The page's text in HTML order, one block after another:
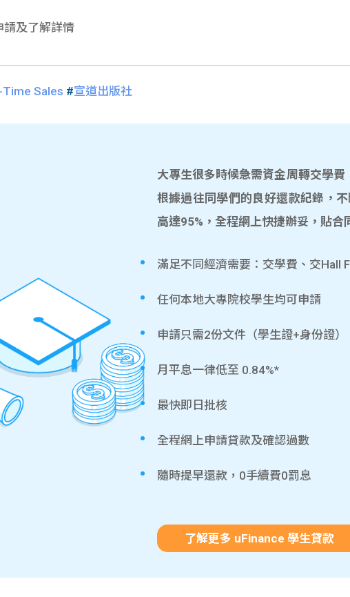
請及了解詳情
Time Sales #宣道出版社
大專生很多時候急需資金周轉交學
根據過往同學們的良好還款紀錄，
高達95%，全程網上快捷辦妥，貼合
滿足不同經濟需要：交學費、交Hall
任何本地大專院校學生均可申請
申請只需2份文件（學生證+身份證）
月平息一律低至 0.84%*
最快即日批核
全程網上申請貸款及確認過數
隨時提早還款，0手續費0罰息
了解更多 uFinance 學生貸款